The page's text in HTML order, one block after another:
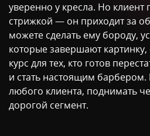
уверенно у кресла. Но клиент
стрижкой — он приходит за
можете сделать ему бороду,
которые завершают
курс для тех, кто готов
и стать настоящим барбером.
любого клиента, поднимать
дорогой сегмент.